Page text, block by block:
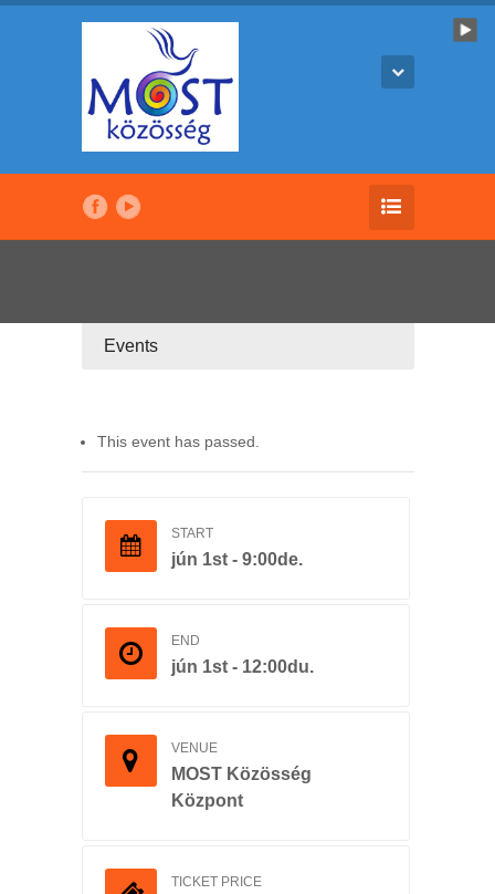
Events
This event has passed.
START
jún 1st - 9:00de.
END
jún 1st - 12:00du.
VENUE
MOST Közösség
Központ
TICKET PRICE